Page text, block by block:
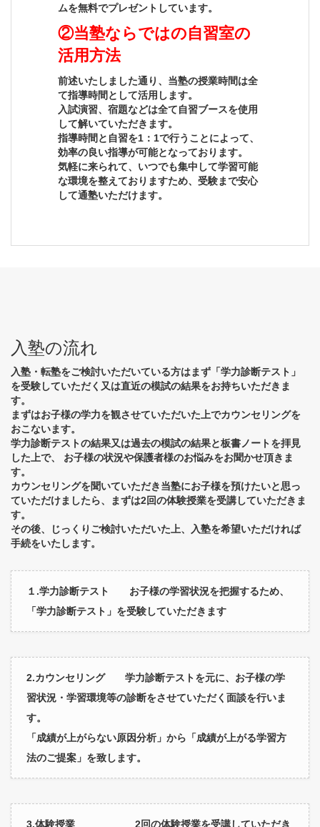
ムを無料でプレゼントしています。
②当塾ならではの自習室の
活用方法
前述いたしました通り、当塾の授業時間は全
て指導時間として活用します。
入試演習、宿題などは全て自習ブースを使用
して解いていただきます。
指導時間と自習を1：1で行うことによって、
効率の良い指導が可能となっております。
気軽に来られて、いつでも集中して学習可能
な環境を整えておりますため、受験まで安心
して通塾いただけます。
入塾の流れ
入塾・転塾をご検討いただいている方はまず「学力診断テスト」
を受験していただく又は直近の模試の結果をお持ちいただきま
す。
まずはお子様の学力を観させていただいた上でカウンセリングを
おこないます。
学力診断テストの結果又は過去の模試の結果と板書ノートを拝見
した上で、 お子様の状況や保護者様のお悩みをお聞かせ頂きま
す。
カウンセリングを聞いていただき当塾にお子様を預けたいと思っ
ていただけましたら、まずは2回の体験授業を受講していただきま
す。
その後、じっくりご検討いただいた上、入塾を希望いただければ
手続をいたします。
１.学力診断テスト お子様の学習状況を把握するため、
「学力診断テスト」を受験していただきます
2.カウンセリング 学力診断テストを元に、お子様の学
習状況・学習環境等の診断をさせていただく面談を行いま
す。
「成績が上がらない原因分析」から「成績が上がる学習方
法のご提案」を致します。
3.体験授業 2回の体験授業を受講していただき